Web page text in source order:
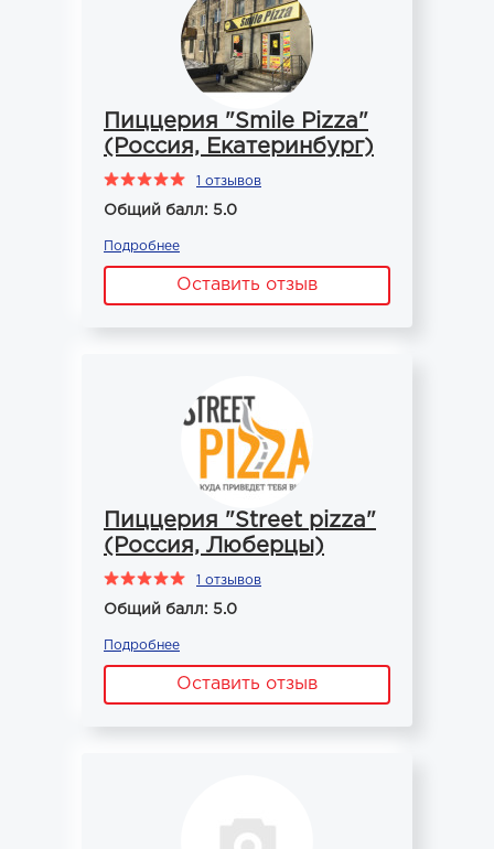
Пиццерия "Smile Pizza"
(Россия, Екатеринбург)
1 отзывов
Общий балл: 5.0
Подробнее
Оставить отзыв
Пиццерия "Street pizza"
(Россия, Люберцы)
1 отзывов
Общий балл: 5.0
Подробнее
Оставить отзыв